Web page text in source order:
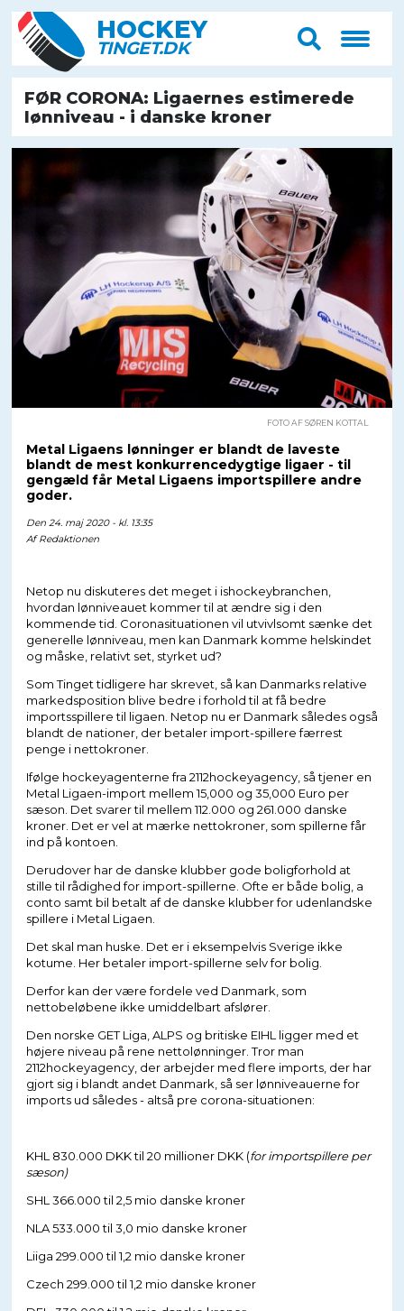
HOCKEY
TINGET.DK
FØR CORONA: Ligaernes estimerede
lønniveau - i danske kroner
FOTO AF SØREN KOTTAL
Metal Ligaens lønninger er blandt de laveste
blandt de mest konkurrencedygtige ligaer - til
gengæld får Metal Ligaens importspillere andre
goder.
Den 24. maj 2020 - kl. 13:35
AfRedaktionen
Netop nu diskuteres det meget i ishockeybranchen,
hvordan lønniveauet kommer til at ændre sig i den
kommende tid. Coronasituationen vil utvivlsomt sænke det
generelle lønniveau, men kan Danmark komme helskindet
og måske, relativt set, styrket ud?
Som Tinget tidligere har skrevet, så kan Danmarks relative
markedsposition blive bedre i forhold til at få bedre
importsspillere til ligaen. Netop nu er Danmark således også
blandt de nationer, der betaler import-spillere færrest
penge i nettokroner.
Ifølge hockeyagenterne fra 2112hockeyagency, så tjener en
Metal Ligaen-import mellem 15,000 og 35,000 Euro per
sæson. Det svarer til mellem 112.000 og 261.000 danske
kroner. Det er vel at mærke nettokroner, som spillerne får
ind på kontoen.
Derudover har de danske klubber gode boligforhold at
stille til rådighed for import-spillerne. Ofte er både bolig, a
conto samt bil betalt af de danske klubber for udenlandske
spillere i Metal Ligaen.
Det skal man huske. Det er i eksempelvis Sverige ikke
kotume. Her betaler import-spillerne selv for bolig.
Derfor kan der være fordele ved Danmark, som
nettobeløbene ikke umiddelbart afslører.
Den norske GET Liga, ALPS og britiske EIHL ligger med et
højere niveau på rene nettolønninger. Tror man
2112hockeyagency, der arbejder med flere imports, der har
gjort sig i blandt andet Danmark, så ser lønniveauerne for
imports ud således - altså pre corona-situationen:
KHL 830.000 DKK til 20 millioner DKK (for importspillere per
sæson)
SHL 366.000 til 2,5 mio danske kroner
NLA 533.000 til 3,0 mio danske kroner
Liiga 299.000 til 1,2 mio danske kroner
Czech 299.000 til 1,2 mio danske kroner